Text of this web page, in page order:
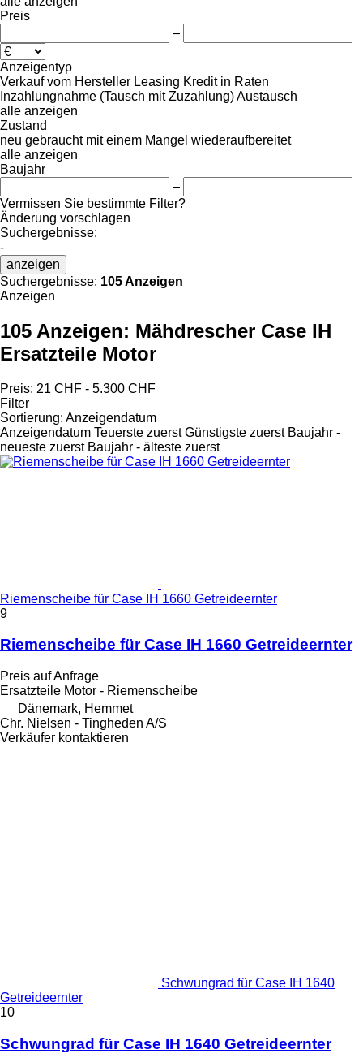
Preis
–
Anzeigentyp
Verkauf vom Hersteller Leasing Kredit in Raten
Inzahlungnahme (Tausch mit Zuzahlung)Austausch
alle anzeigen
Zustand
neu gebraucht mit einem Mangel wiederaufbereitet
alle anzeigen
Baujahr
–
Vermissen Sie bestimmte Filter?
Änderung vorschlagen
Suchergebnisse:
-
anzeigen
Suchergebnisse: 105 Anzeigen
Anzeigen
105 Anzeigen: Mähdrescher Case IH
Ersatzteile Motor
Preis: 21 CHF - 5.300 CHF
Filter
Sortierung: Anzeigendatum
Anzeigendatum Teuerste zuerst Günstigste zuerst Baujahr -
neueste zuerst Baujahr - älteste zuerst
Riemenscheibe für Case IH 1660 Getreideernter
9
Riemenscheibe für Case IH 1660 Getreideernter
Preis auf Anfrage
Ersatzteile Motor - Riemenscheibe
Dänemark, Hemmet
Chr. Nielsen - Tingheden A/S
Verkäufer kontaktieren
Schwungrad für Case IH 1640
Getreideernter
10
Schwungrad für Case IH 1640 Getreideernter